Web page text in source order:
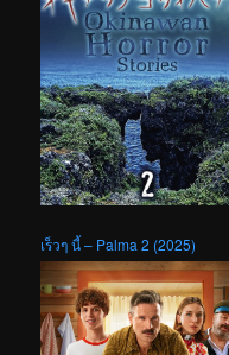
เร็วๆ นี้ – Palma 2 (2025)